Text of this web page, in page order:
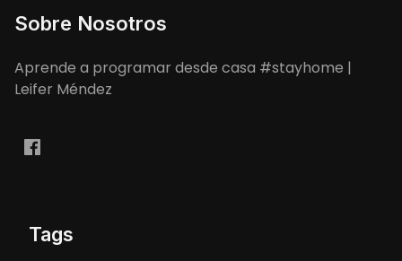
Sobre Nosotros
Aprende a programar desde casa #stayhome |
Leifer Méndez
Tags